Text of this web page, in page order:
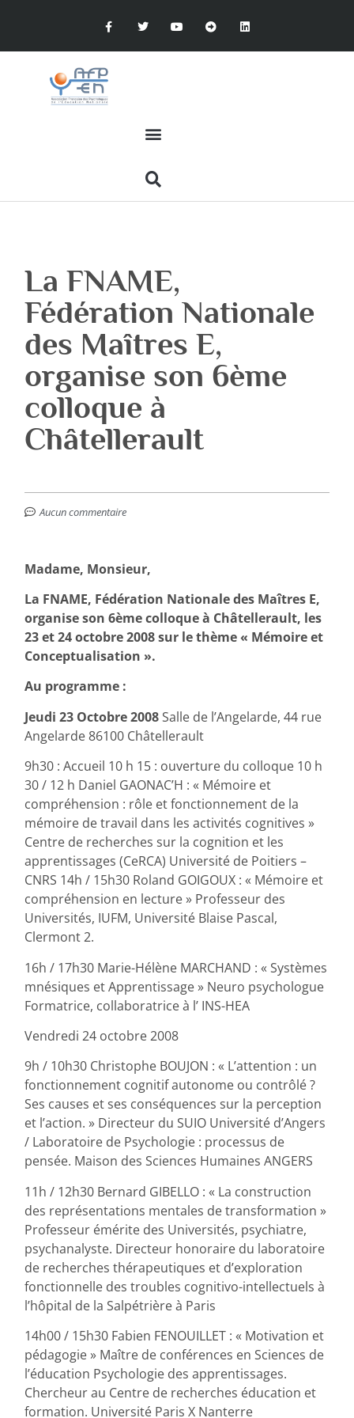
La FNAME,
Fédération Nationale
des Maîtres E,
organise son 6ème
colloque à
Châtellerault
Aucun commentaire
Madame, Monsieur,
La FNAME, Fédération Nationale des Maîtres E,
organise son 6ème colloque à Châtellerault, les
23 et 24 octobre 2008 sur le thème « Mémoire et
Conceptualisation ».
Au programme :
Jeudi 23 Octobre 2008Salle de l’Angelarde, 44 rue
Angelarde 86100 Châtellerault
9h30 : Accueil 10 h 15 : ouverture du colloque 10 h
30 / 12 h Daniel GAONAC’H : « Mémoire et
compréhension : rôle et fonctionnement de la
mémoire de travail dans les activités cognitives »
Centre de recherches sur la cognition et les
apprentissages (CeRCA) Université de Poitiers –
CNRS 14h / 15h30 Roland GOIGOUX : « Mémoire et
compréhension en lecture » Professeur des
Universités, IUFM, Université Blaise Pascal,
Clermont 2.
16h / 17h30 Marie-Hélène MARCHAND : « Systèmes
mnésiques et Apprentissage » Neuro psychologue
Formatrice, collaboratrice à l’ INS-HEA
Vendredi 24 octobre 2008
9h / 10h30 Christophe BOUJON : « L’attention : un
fonctionnement cognitif autonome ou contrôlé ?
Ses causes et ses conséquences sur la perception
et l’action. » Directeur du SUIO Université d’Angers
/ Laboratoire de Psychologie : processus de
pensée. Maison des Sciences Humaines ANGERS
11h / 12h30 Bernard GIBELLO : « La construction
des représentations mentales de transformation »
Professeur émérite des Universités, psychiatre,
psychanalyste. Directeur honoraire du laboratoire
de recherches thérapeutiques et d’exploration
fonctionnelle des troubles cognitivo-intellectuels à
l’hôpital de la Salpétrière à Paris
14h00 / 15h30 Fabien FENOUILLET : « Motivation et
pédagogie » Maître de conférences en Sciences de
l’éducation Psychologie des apprentissages.
Chercheur au Centre de recherches éducation et
formation. Université Paris X Nanterre